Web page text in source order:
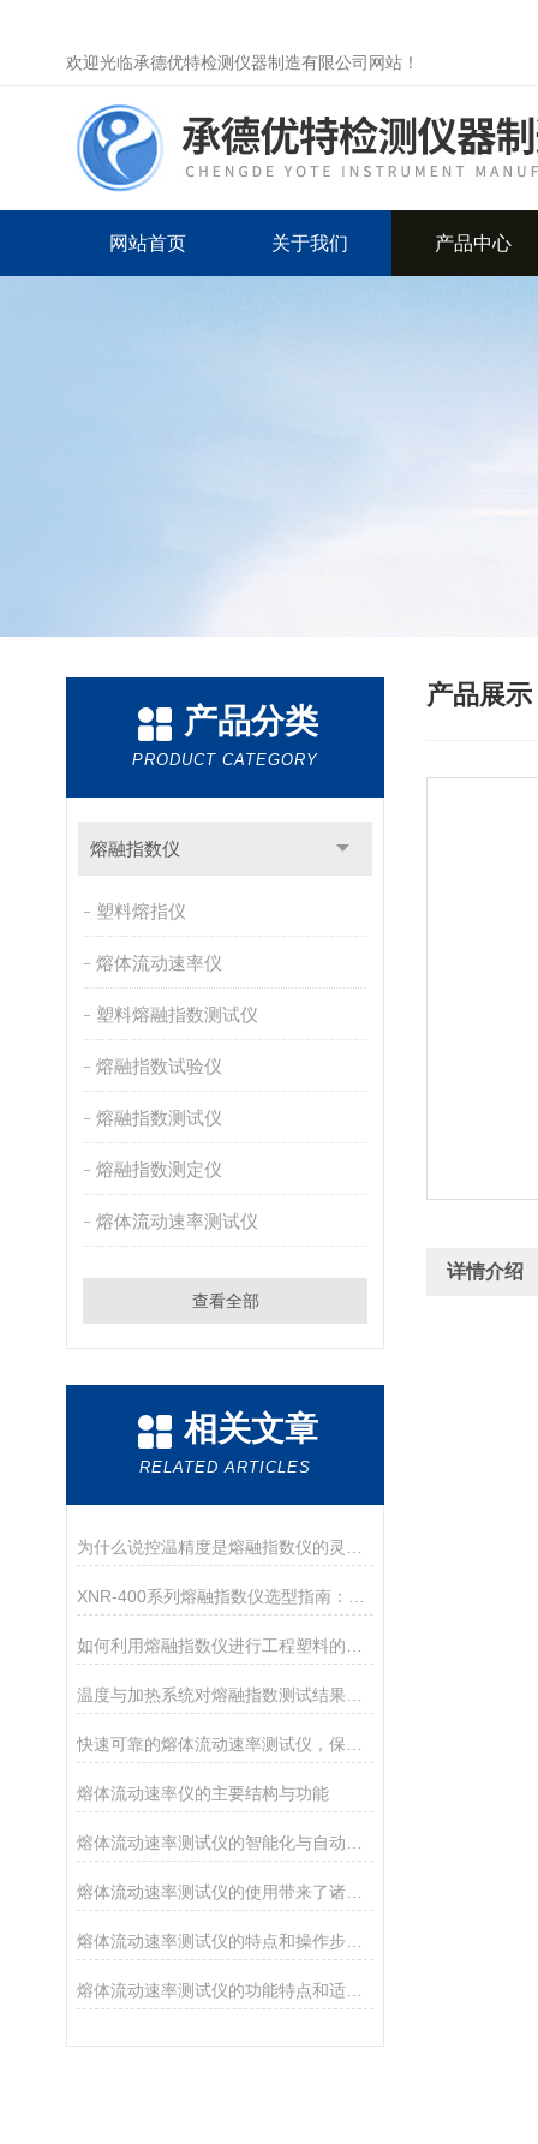
欢迎光临承德优特检测仪器制造有限公司网站！
网站首页 关于我们 产品中心
产品分类
PRODUCT CATEGORY
熔融指数仪
塑料熔指仪
熔体流动速率仪
塑料熔融指数测试仪
熔融指数试验仪
熔融指数测试仪
熔融指数测定仪
熔体流动速率测试仪
查看全部
相关文章
RELATED ARTICLES
熔体流动速率仪的主要结构与功能
熔体流动速率测试仪的使用带来了诸多好处
熔体流动速率测试仪的特点和操作步骤说明
熔体流动速率测试仪的功能特点和适用范围
产品展示
详情介绍